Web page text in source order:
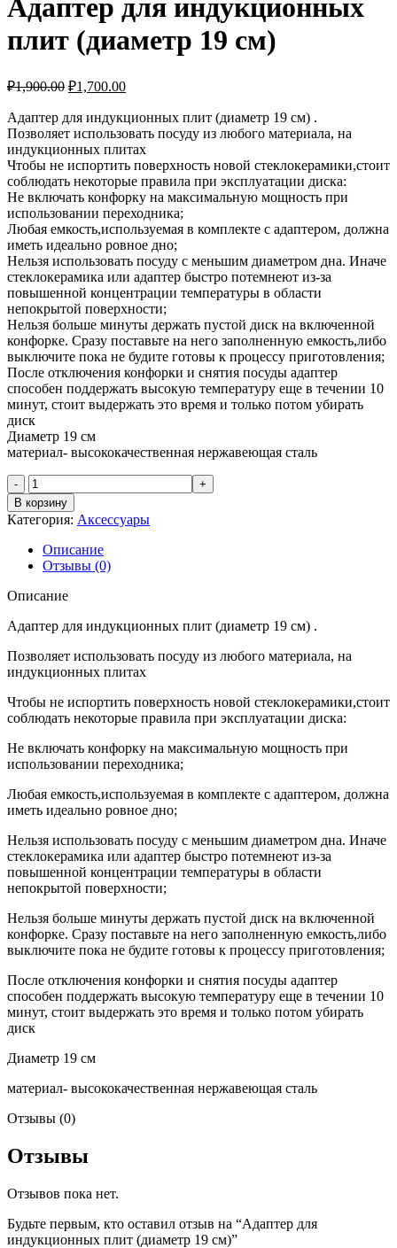
₽2,000.00.
Адаптер для индукционных
плит (диаметр 19 см)
₽1,900.00 Первоначальная
составляла
₽1,900.00.
₽1,700.00Текущая
₽1,700.00.
Адаптер для индукционных плит (диаметр 19 см) .
Позволяет использовать посуду из любого материала, на
индукционных плитах
Чтобы не испортить поверхность новой стеклокерамики,стоит
соблюдать некоторые правила при эксплуатации диска:
Не включать конфорку на максимальную мощность при
использовании переходника;
Любая емкость,используемая в комплекте с адаптером, должна
иметь идеально ровное дно;
Нельзя использовать посуду с меньшим диаметром дна. Иначе
стеклокерамика или адаптер быстро потемнеют из-за
повышенной концентрации температуры в области
непокрытой поверхности;
Нельзя больше минуты держать пустой диск на включенной
конфорке. Сразу поставьте на него заполненную емкость,либо
выключите пока не будите готовы к процессу приготовления;
После отключения конфорки и снятия посуды адаптер
способен поддержать высокую температуру еще в течении 10
минут, стоит выдержать это время и только потом убирать
диск
Диаметр 19 см
материал- высококачественная нержавеющая сталь
Количество
товара
Адаптер
для
индукционных
плит
(диаметр
19
В корзину
Категория: Аксессуары
Описание
Отзывы (0)
Описание
Адаптер для индукционных плит (диаметр 19 см) .
Позволяет использовать посуду из любого материала, на
индукционных плитах
Чтобы не испортить поверхность новой стеклокерамики,стоит
соблюдать некоторые правила при эксплуатации диска:
Не включать конфорку на максимальную мощность при
использовании переходника;
Любая емкость,используемая в комплекте с адаптером, должна
иметь идеально ровное дно;
Нельзя использовать посуду с меньшим диаметром дна. Иначе
стеклокерамика или адаптер быстро потемнеют из-за
повышенной концентрации температуры в области
непокрытой поверхности;
Нельзя больше минуты держать пустой диск на включенной
конфорке. Сразу поставьте на него заполненную емкость,либо
выключите пока не будите готовы к процессу приготовления;
После отключения конфорки и снятия посуды адаптер
способен поддержать высокую температуру еще в течении 10
минут, стоит выдержать это время и только потом убирать
диск
Диаметр 19 см
материал- высококачественная нержавеющая сталь
Отзывы (0)
Отзывы
Отзывов пока нет.
Будьте первым, кто оставил отзыв на “Адаптер для
индукционных плит (диаметр 19 см)”